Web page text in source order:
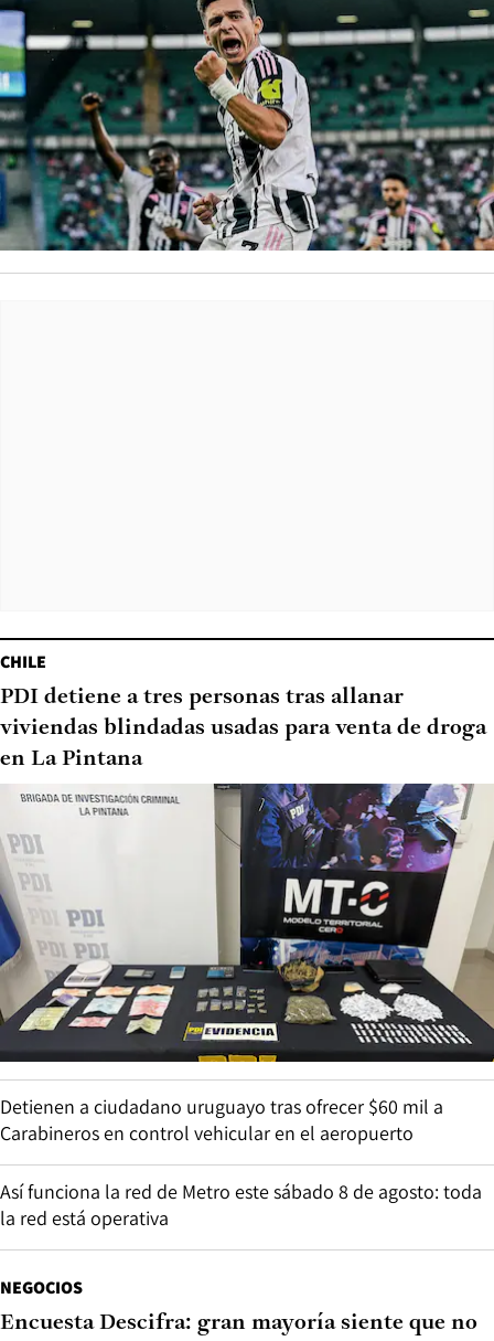
CHILE
PDI detiene a tres personas tras allanar
viviendas blindadas usadas para venta de droga
en La Pintana
Detienen a ciudadano uruguayo tras ofrecer $60 mil a
Carabineros en control vehicular en el aeropuerto
Así funciona la red de Metro este sábado 8 de agosto: toda
la red está operativa
NEGOCIOS
Encuesta Descifra: gran mayoría siente que no